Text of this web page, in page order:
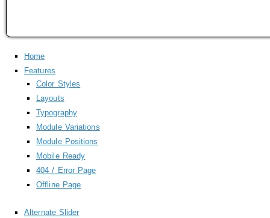
Home
Features
Color Styles
Layouts
Typography
Module Variations
Module Positions
Mobile Ready
404 / Error Page
Offline Page
Alternate Slider